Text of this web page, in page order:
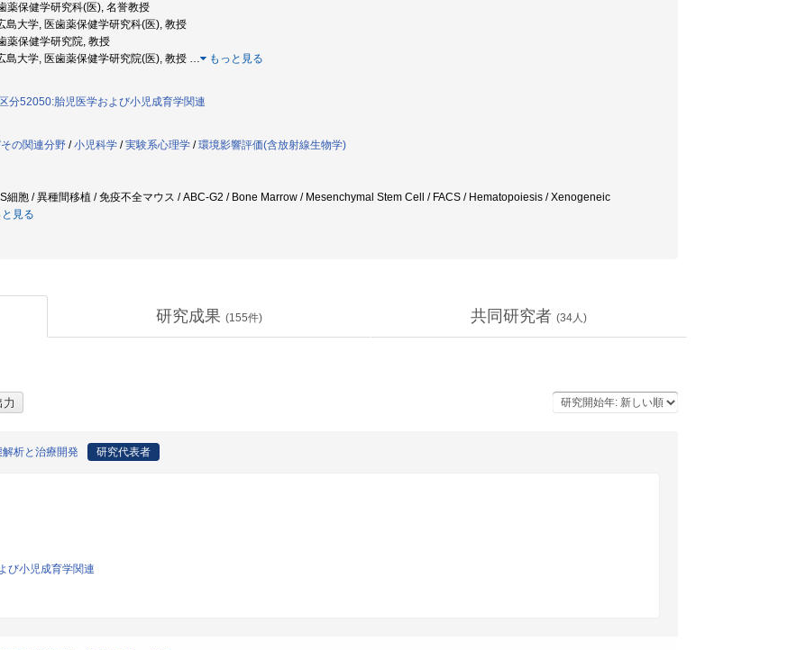
薬保健学研究科(医), 名誉教授
島大学, 医歯薬保健学研究科(医), 教授
薬保健学研究院, 教授
島大学, 医歯薬保健学研究院(医), 教授 … もっと見る
分52050:胎児医学および小児成育学関連
の関連分野 /小児科学 /実験系心理学 /環境影響評価(含放射線生物学)
細胞 / 異種間移植 / 免疫不全マウス / ABC-G2 / Bone Marrow / Mesenchymal Stem Cell / FACS / Hematopoiesis / Xenogeneic
と見る
研究成果 (155件) 共同研究者 (34人)
析と治療開発 研究代表者
び小児成育学関連